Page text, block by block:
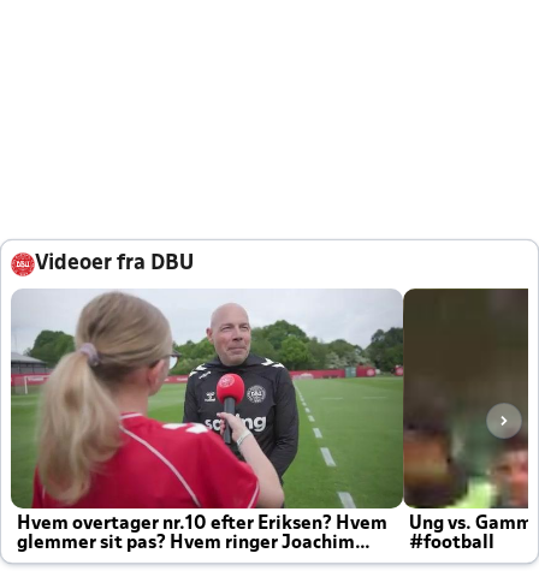
Videoer fra DBU
Hvem overtager nr.10 efter Eriksen? Hvem
glemmer sit pas? Hvem ringer Joachim
altid til efter kampe?
Ung vs.
#football